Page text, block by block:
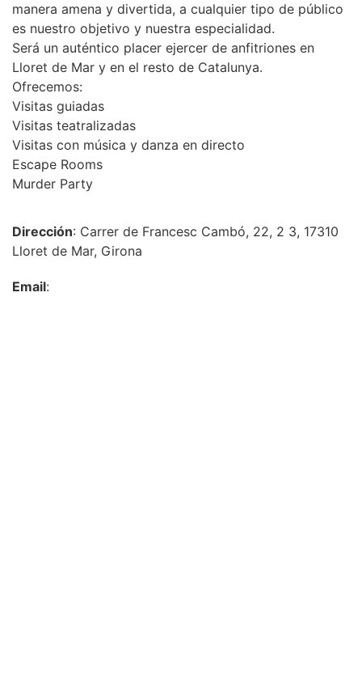
manera amena y divertida, a cualquier tipo de público
es nuestro objetivo y nuestra especialidad.
Será un auténtico placer ejercer de anfitriones en
Lloret de Mar y en el resto de Catalunya.
Ofrecemos:
Visitas guiadas
Visitas teatralizadas
Visitas con música y danza en directo
Escape Rooms
Murder Party
Dirección: Carrer de Francesc Cambó, 22, 2 3, 17310
Lloret de Mar, Girona
Email: